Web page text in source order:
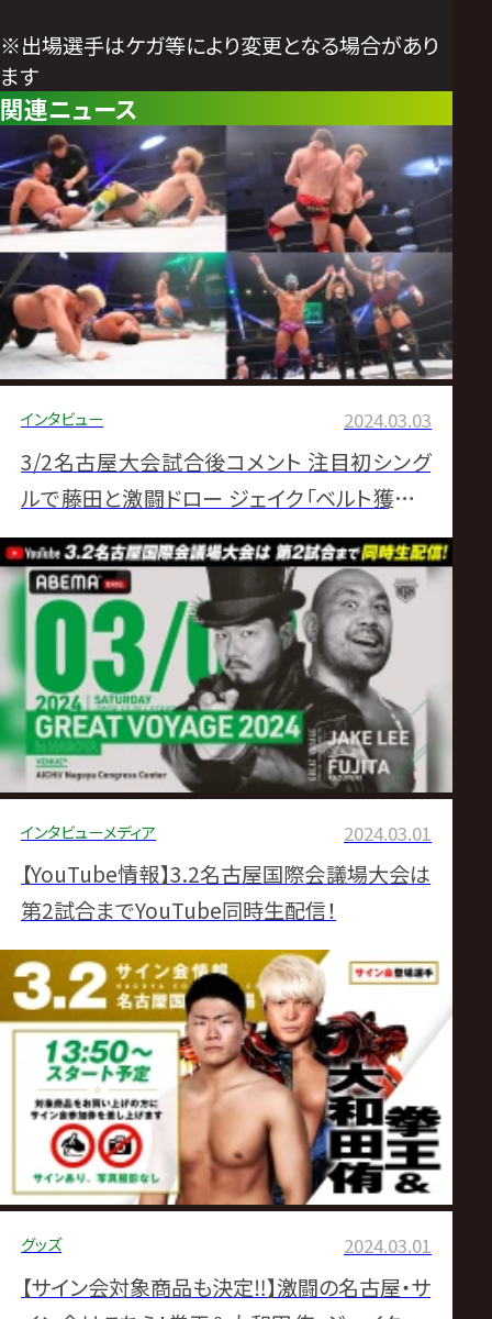
※出場選手はケガ等により変更となる場合があり
ます
関連ニュース
インタビュー 2024.03.03
3/2名古屋大会試合後コメント 注目初シング
ルで藤田と激闘ドロー ジェイク「ベルト獲った
ら即指名」宣言
インタビューメディア 2024.03.01
【YouTube情報】3.2名古屋国際会議場大会は
第2試合までYouTube同時生配信！
グッズ 2024.03.01
【サイン会対象商品も決定‼】激闘の名古屋・サ